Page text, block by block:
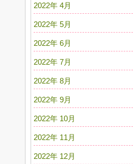
2022年 4月
2022年 5月
2022年 6月
2022年 7月
2022年 8月
2022年 9月
2022年 10月
2022年 11月
2022年 12月